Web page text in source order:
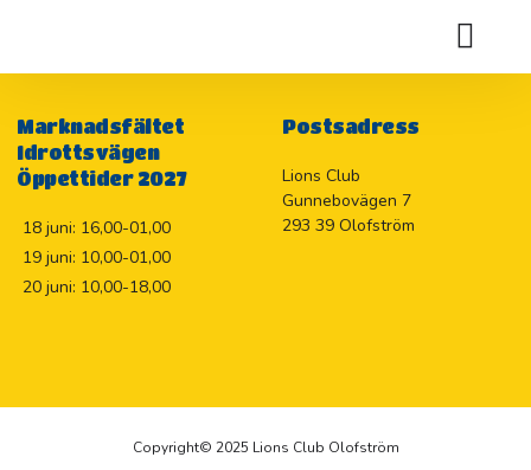
Postsadress
Lions Club
Gunnebovägen 7
293 39 Olofström
Marknadsfältet
Idrottsvägen
Öppettider 2027
18 juni: 16,00-01,00
19 juni: 10,00-01,00
20 juni: 10,00-18,00
Copyright© 2025 Lions Club Olofström